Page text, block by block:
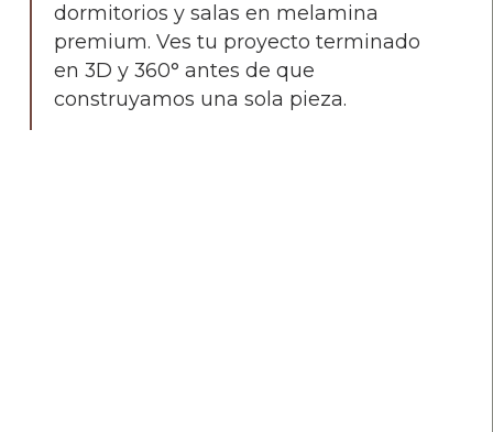
dormitorios y salas en melamina
premium. Ves tu proyecto terminado
en 3D y 360° antes de que
construyamos una sola pieza.